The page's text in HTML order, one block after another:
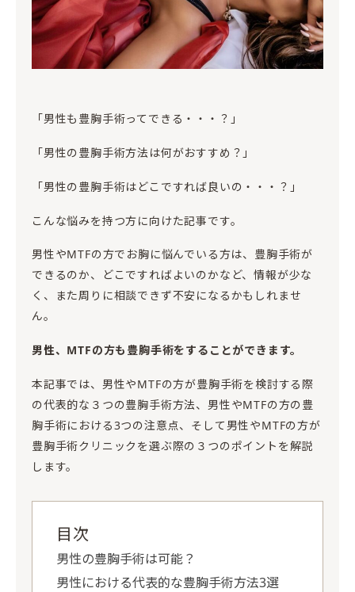
「男性も豊胸手術ってできる・・・？」
「男性の豊胸手術方法は何がおすすめ？」
「男性の豊胸手術はどこですれば良いの・・・？」
こんな悩みを持つ方に向けた記事です。
男性やMTFの方でお胸に悩んでいる方は、豊胸手術が
できるのか、どこですればよいのかなど、情報が少な
く、また周りに相談できず不安になるかもしれませ
ん。
男性、MTFの方も豊胸手術をすることができます。
本記事では、男性やMTFの方が豊胸手術を検討する際
の代表的な３つの豊胸手術方法、男性やMTFの方の豊
胸手術における3つの注意点、そして男性やMTFの方が
豊胸手術クリニックを選ぶ際の３つのポイントを解説
します。
目次
男性の豊胸手術は可能？
男性における代表的な豊胸手術方法3選